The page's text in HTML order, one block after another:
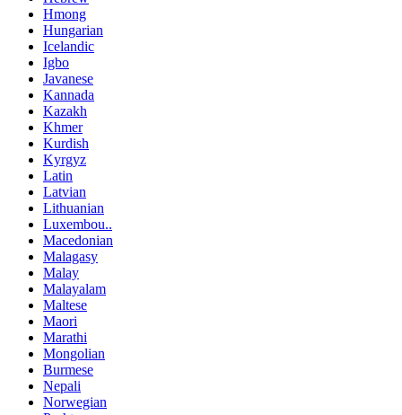
Hmong
Hungarian
Icelandic
Igbo
Javanese
Kannada
Kazakh
Khmer
Kurdish
Kyrgyz
Latin
Latvian
Lithuanian
Luxembou..
Macedonian
Malagasy
Malay
Malayalam
Maltese
Maori
Marathi
Mongolian
Burmese
Nepali
Norwegian